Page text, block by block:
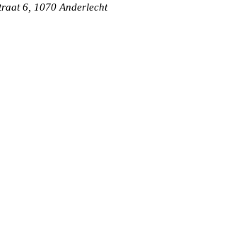
6, 1070 Anderlecht